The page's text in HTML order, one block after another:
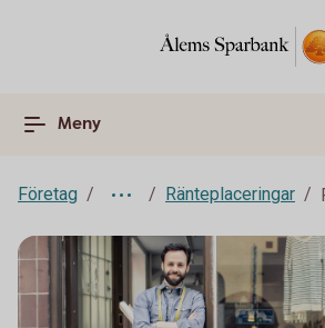
Meny
Företag Ränteplaceringar